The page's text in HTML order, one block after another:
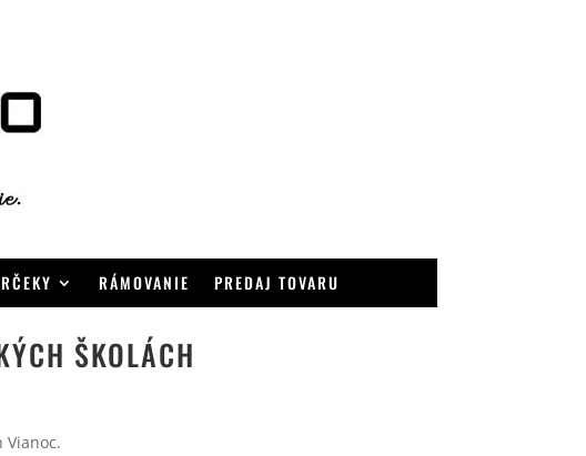
RÁMOVANIE PREDAJ TOVARU
ŠKOLÁCH
Vianoc.